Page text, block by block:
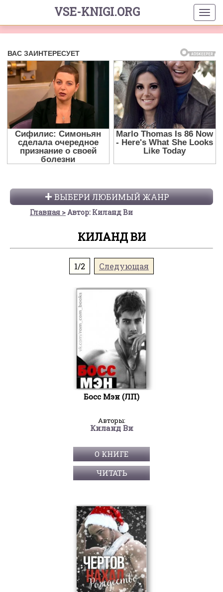
VSE-KNIGI.ORG
ВЫБЕРИ ЛЮБИМЫЙ ЖАНР
Главная Автор: Киланд Ви
КИЛАНД ВИ
1/2 Следующая
Босс Мэн (ЛП)
Авторы:
Киланд Ви
О КНИГЕ
ЧИТАТЬ